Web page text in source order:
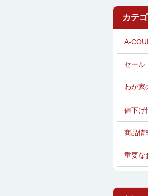
カテ
A-
セール
わが家
値下げ
商品情
重要な